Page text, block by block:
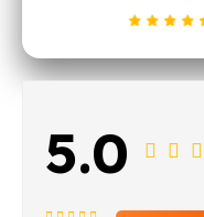
5.0